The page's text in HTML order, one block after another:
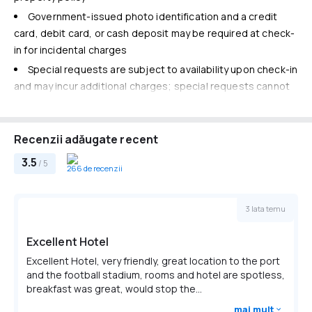
Cazare copii şi paturi suplimentare
No cribs (infant beds) available
No rollaway/extra beds available
Government-issued photo identification and a credit
card, debit card, or cash deposit may be required at check-
in for incidental charges
Special requests are subject to availability upon check-in
and may incur additional charges; special requests cannot
cash
Please note that cultural norms and guest policies may
differ by country and by property; the policies listed are
The front desk is open daily from 5:00 AM - midnight. The
provided by the property may be translated using
automated translation tools.
Taxe obligatorii
Recenzii adăugate recent
3.5 / 5 266 de recenzii
3 lata temu
Excellent Hotel
Excellent Hotel, very friendly, great location to the port
and the football stadium, rooms and hotel are spotless,
breakfast was great, would stop the...
mai mult